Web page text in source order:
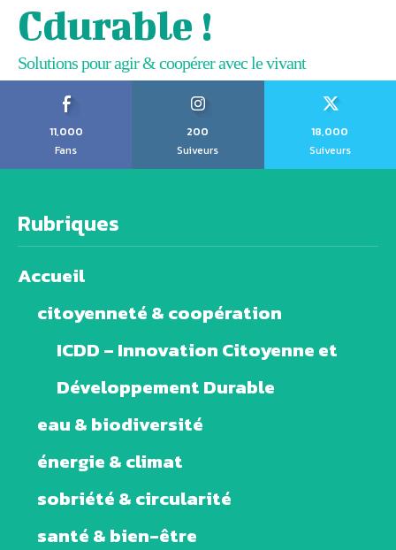
Cdurable !
Solutions pour agir & coopérer avec le vivant
11,000
Fans
200
Suiveurs
18,000
Suiveurs
Rubriques
Accueil
citoyenneté & coopération
ICDD – Innovation Citoyenne et
Développement Durable
eau & biodiversité
énergie & climat
sobriété & circularité
santé & bien-être